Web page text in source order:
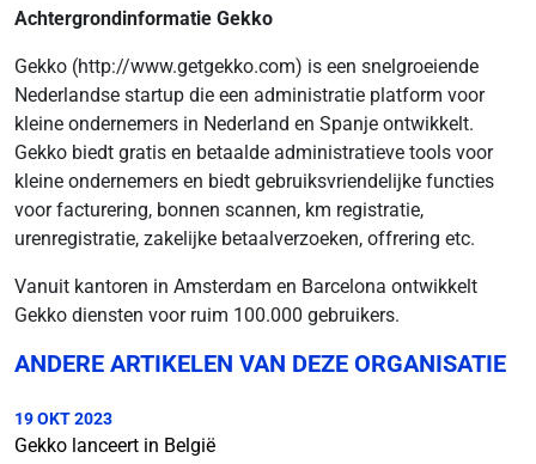
Achtergrondinformatie Gekko
Gekko (http://www.getgekko.com) is een snelgroeiende
Nederlandse startup die een administratie platform voor
kleine ondernemers in Nederland en Spanje ontwikkelt.
Gekko biedt gratis en betaalde administratieve tools voor
kleine ondernemers en biedt gebruiksvriendelijke functies
voor facturering, bonnen scannen, km registratie,
urenregistratie, zakelijke betaalverzoeken, offrering etc.
Vanuit kantoren in Amsterdam en Barcelona ontwikkelt
Gekko diensten voor ruim 100.000 gebruikers.
ANDERE ARTIKELEN VAN DEZE ORGANISATIE
19 OKT 2023
Gekko lanceert in België